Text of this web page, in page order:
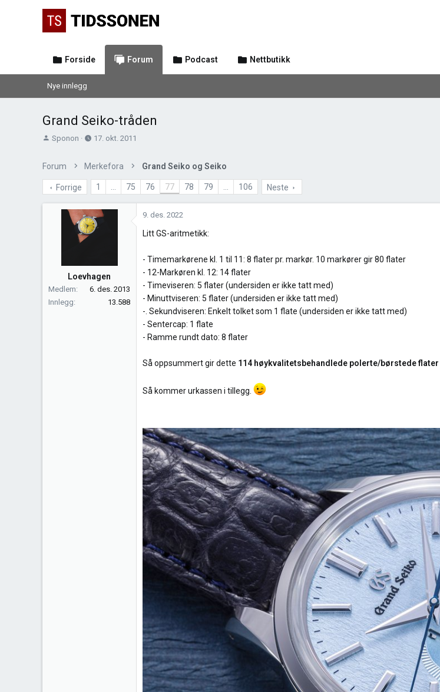
Forside Forum Podcast Nettbutikk
Nye innlegg
Grand Seiko-tråden
T
s
t
Sponon
O
e
t
t
e
t
17. okt. 2011
Forum Merkefora Grand Seiko og Seiko
Forrige 1 75 76 77 78 79 106 Neste
Loevhagen
Medlem
6. des. 2013
Innlegg
13.588
9. des. 2022
Litt GS-aritmetikk:
- Timemarkørene kl. 1 til 11: 8 flater pr. markør. 10 markører gir 80 flater
- 12-Markøren kl. 12: 14 flater
- Timeviseren: 5 flater (undersiden er ikke tatt med)
- Minuttviseren: 5 flater (undersiden er ikke tatt med)
-. Sekundviseren: Enkelt tolket som 1 flate (undersiden er ikke tatt med)
- Sentercap: 1 flate
- Ramme rundt dato: 8 flater
Så oppsummert gir dette 114 høykvalitetsbehandlede polerte/børstede flater
Så kommer urkassen i tillegg.